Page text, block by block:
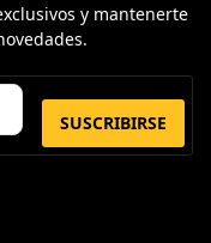
y mantenerte
SUSCRIBIRSE